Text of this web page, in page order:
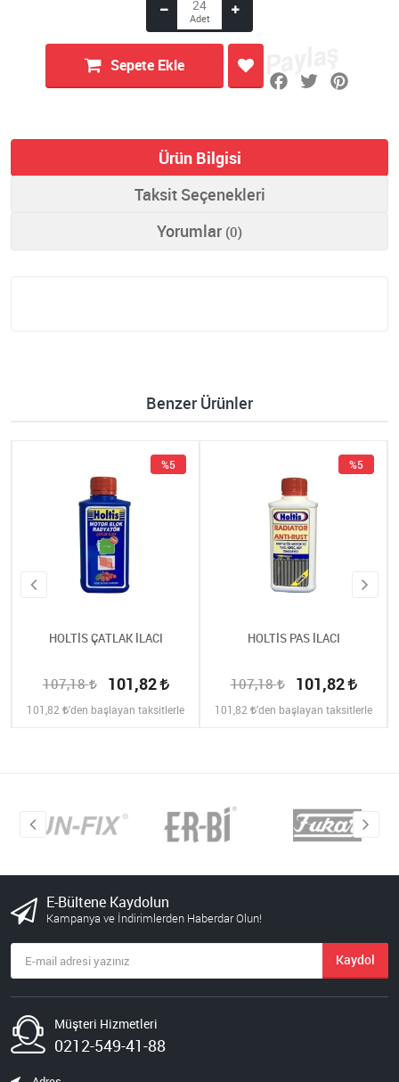
Sepete Ekle
Ürün Bilgisi
Taksit Seçenekleri
Yorumlar (0)
Benzer Ürünler
HOLTİS ÇATLAK İLACI
107,18 101,82
%5
101,82 'den başlayan taksitlerle
HOLTİS PAS İLACI
107,18 101,82
%5
101,82 'den başlayan taksitlerle
E-Bültene Kaydolun
Kampanya ve İndirimlerden Haberdar Olun!
Kaydol
Müşteri Hizmetleri
0212-549-41-88